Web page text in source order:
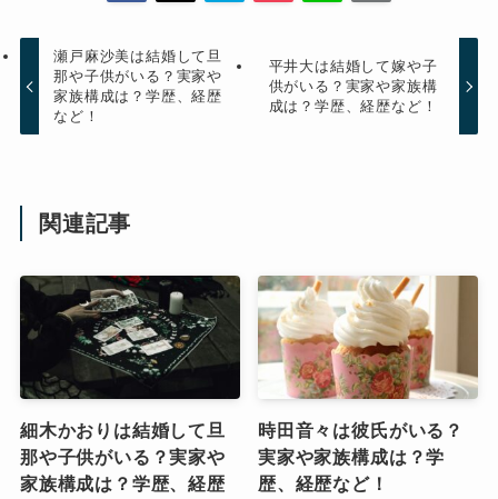
瀬戸麻沙美は結婚して旦
那や子供がいる？実家や
家族構成は？学歴、経歴
など！
平井大は結婚して嫁や子
供がいる？実家や家族構
成は？学歴、経歴など！
関連記事
細木かおりは結婚して旦
那や子供がいる？実家や
家族構成は？学歴、経歴
時田音々は彼氏がいる？
実家や家族構成は？学
歴、経歴など！